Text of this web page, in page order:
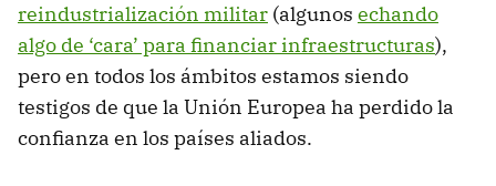
reindustrialización militar (algunos echando
algo de ‘cara’ para financiar infraestructuras),
pero en todos los ámbitos estamos siendo
testigos de que la Unión Europea ha perdido la
confianza en los países aliados.